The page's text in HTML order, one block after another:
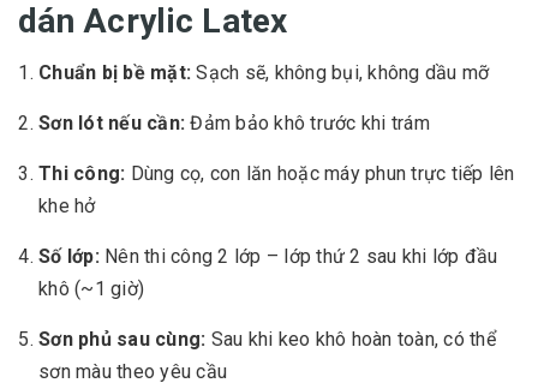
dán Acrylic Latex
Chuẩn bị bề mặt: Sạch sẽ, không bụi, không dầu mỡ
Sơn lót nếu cần: Đảm bảo khô trước khi trám
Thi công: Dùng cọ, con lăn hoặc máy phun trực tiếp lên
khe hở
Số lớp: Nên thi công 2 lớp – lớp thứ 2 sau khi lớp đầu
khô (~1 giờ)
Sơn phủ sau cùng: Sau khi keo khô hoàn toàn, có thể
sơn màu theo yêu cầu